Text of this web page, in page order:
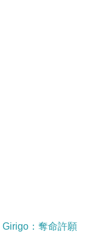
Girigo：奪命許願